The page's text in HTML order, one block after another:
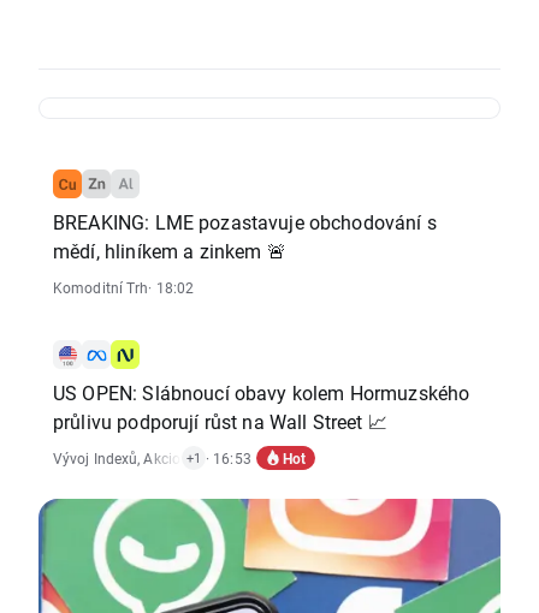
BREAKING: LME pozastavuje obchodování s
mědí, hliníkem a zinkem 🚨
Komoditní Trh· 18:02
US OPEN: Slábnoucí obavy kolem Hormuzského
průlivu podporují růst na Wall Street 📈
Vývoj Indexů,Akciový Trh
+1 · 16:53 Hot